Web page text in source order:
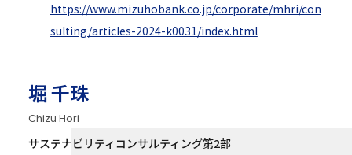
https://www.mizuhobank.co.jp/corporate/mhri/con
sulting/articles-2024-k0031/index.html
堀 千珠
Chizu Hori
サステナビリティコンサルティング第2部